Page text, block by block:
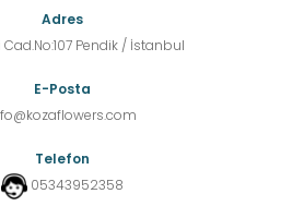
Adres
Cad.No:107 Pendik / İstanbul
E-Posta
Telefon
05343952358